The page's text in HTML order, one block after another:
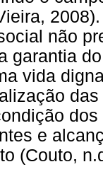
não
garantia
vida
e
(Couto,